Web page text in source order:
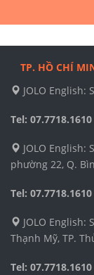
TP. HỒ CHÍ
JOLO English:
Tel: 07.7718.1610
JOLO English:
phường 22, Q.
Tel: 07.7718.1610
JOLO English:
Thạnh Mỹ, TP.
Tel: 07.7718.1610